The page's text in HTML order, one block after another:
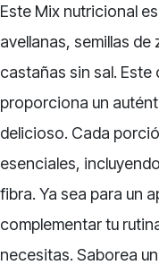
Este Mix nutricional
avellanas, semillas
castañas sin sal.
proporciona un
delicioso. Cada
esenciales,
fibra. Ya sea para un
complementar tu
necesitas. Saborea